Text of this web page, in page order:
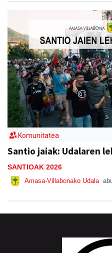
Komunitatea
Santio jaiak: Udalaren
SANTIOAK 2026
Amasa-Villabonako Udala